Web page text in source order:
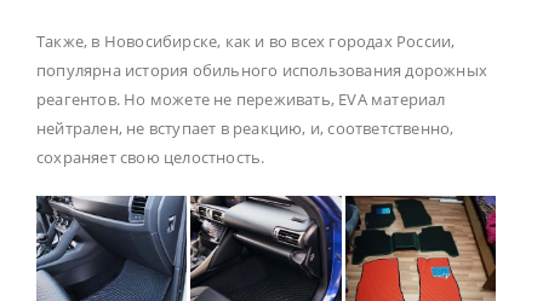
Также, в Новосибирске, как и во всех городах России,
популярна история обильного использования дорожных
реагентов. Но можете не переживать, EVA материал
нейтрален, не вступает в реакцию, и, соответственно,
сохраняет свою целостность.